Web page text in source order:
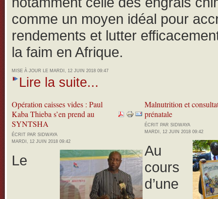
comme un moyen idéal pour
rendements et lutter
la faim en Afrique.
MISE À JOUR LE MARDI, 12 JUIN 2018 09:47
Lire la suite...
Opération caisses vides : Paul
Kaba Thieba s’en prend au
SYNTSHA
ÉCRIT PAR SIDWAYA
MARDI, 12 JUIN 2018 09:42
Le
Malnutrition et
prénatale
ÉCRIT PAR SIDWAYA
MARDI, 12 JUIN 2018 09:42
Au
cours
d’une